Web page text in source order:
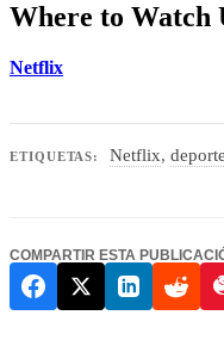
Where to Watch
Netflix
ETIQUETAS: Netflix,
COMPARTIR ESTA